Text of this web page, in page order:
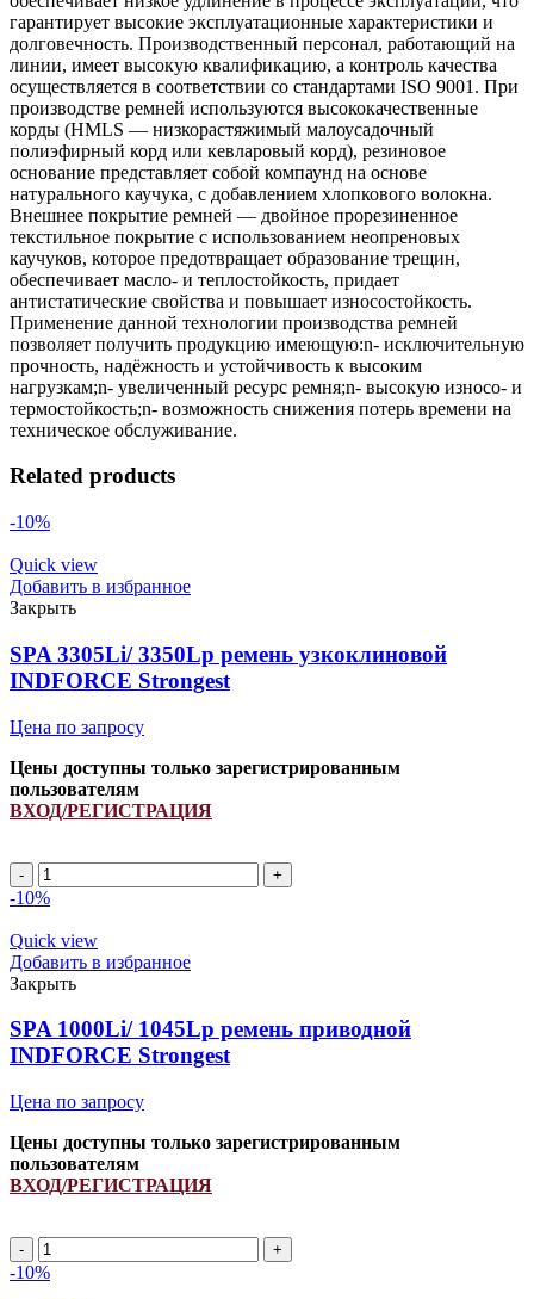
гарантирует высокие эксплуатационные характеристики и
долговечность. Производственный персонал, работающий на
линии, имеет высокую квалификацию, а контроль качества
осуществляется в соответствии со стандартами ISO 9001. При
производстве ремней используются высококачественные
корды (HMLS — низкорастяжимый малоусадочный
полиэфирный корд или кевларовый корд), резиновое
основание представляет собой компаунд на основе
натурального каучука, с добавлением хлопкового волокна.
Внешнее покрытие ремней — двойное прорезиненное
текстильное покрытие с использованием неопреновых
каучуков, которое предотвращает образование трещин,
обеспечивает масло- и теплостойкость, придает
антистатические свойства и повышает износостойкость.
Применение данной технологии производства ремней
позволяет получить продукцию имеющую:n- исключительную
прочность, надёжность и устойчивость к высоким
нагрузкам;n- увеличенный ресурс ремня;n- высокую износо- и
термостойкость;n- возможность снижения потерь времени на
техническое обслуживание.
Related products
-10%
Quick view
Добавить в избранное
Закрыть
SPA 3305Li/ 3350Lp ремень узкоклиновой
INDFORCE Strongest
Цена по запросу
Цены доступны только зарегистрированным
пользователям
ВХОД/РЕГИСТРАЦИЯ
SPA
3305Li/
ремень
узкоклиновой
INDFORCE
Strongest
quantity
-10%
Quick view
Добавить в избранное
Закрыть
SPA 1000Li/ 1045Lp ремень приводной
INDFORCE Strongest
Цена по запросу
Цены доступны только зарегистрированным
пользователям
ВХОД/РЕГИСТРАЦИЯ
SPA
1000Li/
-10%